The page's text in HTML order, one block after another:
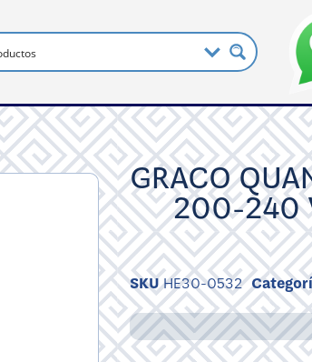
GRACO
200-240
SKUHE30-0532